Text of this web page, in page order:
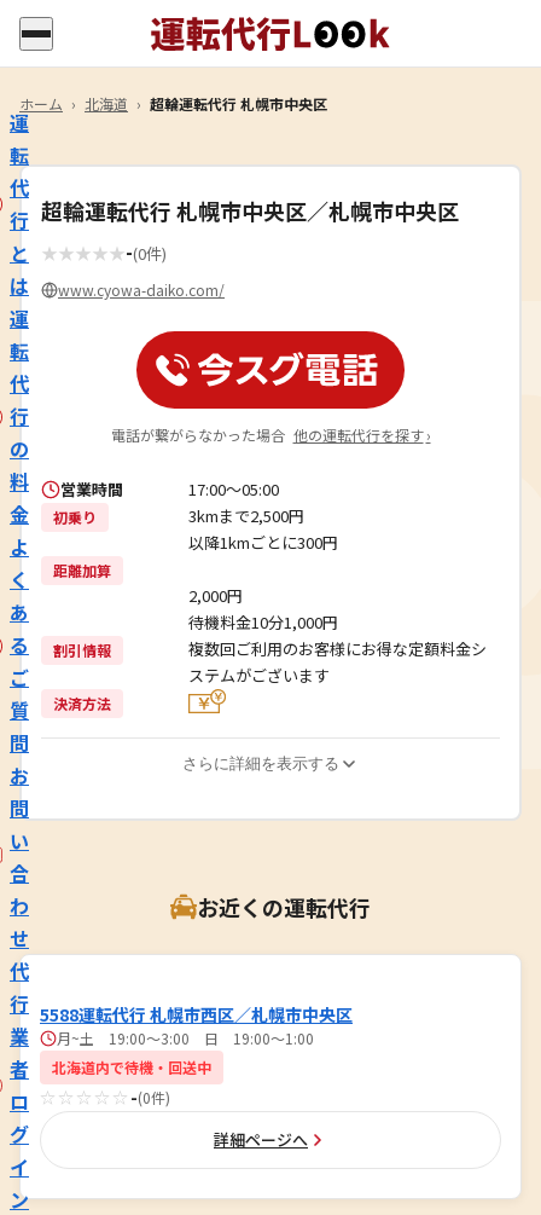
運
転
代
行
と
は
運
転
代
行
の
料
金
よ
く
あ
る
ご
質
問
お
問
い
合
わ
せ
代
行
業
者
ロ
グ
イ
ン
ホーム › 北海道 › 超輪運転代行 札幌市中央区
超輪運転代行 札幌市中央区／札幌市中央区
★★★★★-(0件)
www.cyowa-daiko.com/
電話が繋がらなかった場合 他の運転代行を探す ›
営業時間 17:00〜05:00
初乗り
3kmまで2,500円
以降1kmごとに300円
距離加算
2,000円
待機料金10分1,000円
割引情報
複数回ご利用のお客様にお得な定額料金シ
ステムがございます
決済方法
さらに詳細を表示する
お近くの運転代行
5588運転代行 札幌市西区／札幌市中央区
月~土 19:00～3:00 日 19:00～1:00
北海道内で待機・回送中
☆☆☆☆☆ -(0件)
詳細ページへ